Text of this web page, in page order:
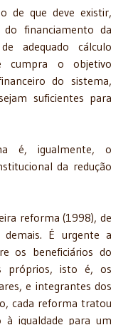
de que deve existir,
do financiamento da
adequado cálculo
o objetivo
do sistema,
suficientes para
é, igualmente, o
da redução
reforma (1998), de
É urgente a
os beneficiários do
próprios, isto é, os
e integrantes dos
cada reforma tratou
igualdade para um